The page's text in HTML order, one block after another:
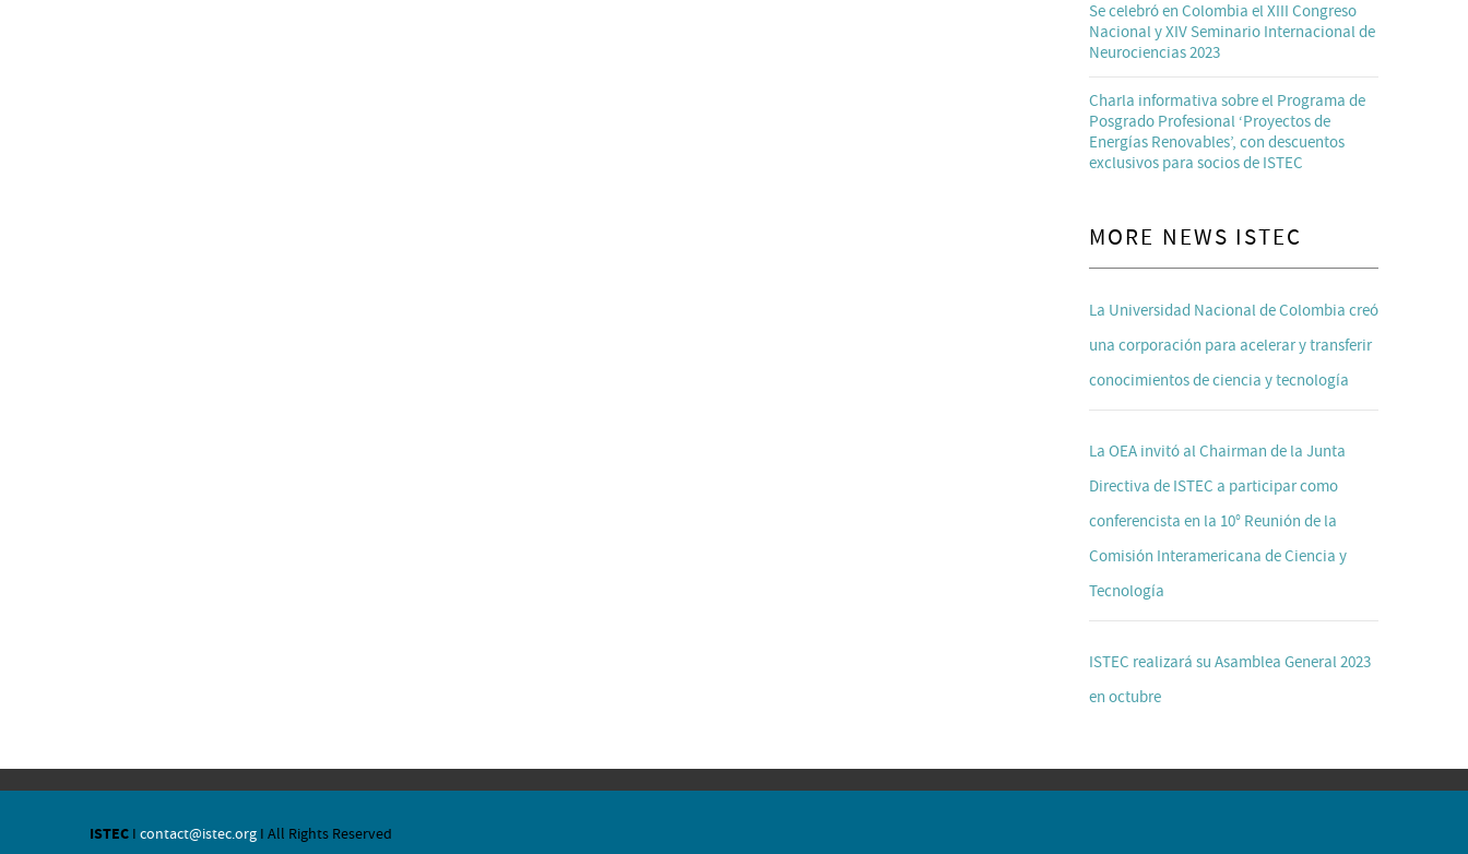
Se celebró en Colombia el XIII Congreso
Nacional y XIV Seminario Internacional de
Neurociencias 2023
Charla informativa sobre el Programa de
Posgrado Profesional ‘Proyectos de
Energías Renovables’, con descuentos
exclusivos para socios de ISTEC
MORE NEWS ISTEC
La Universidad Nacional de Colombia creó
una corporación para acelerar y transferir
conocimientos de ciencia y tecnología
La OEA invitó al Chairman de la Junta
Directiva de ISTEC a participar como
conferencista en la 10° Reunión de la
Comisión Interamericana de Ciencia y
Tecnología
ISTEC realizará su Asamblea General 2023
en octubre
ISTEC I contact@istec.org I All Rights Reserved